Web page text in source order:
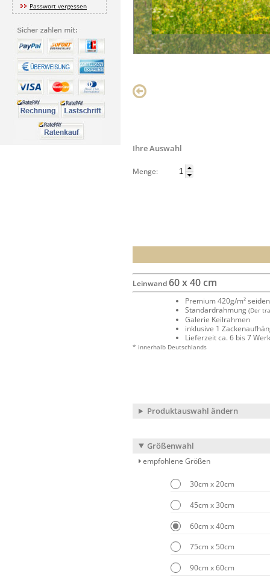
Passwort vergessen
Ihre Auswahl
Menge:
Leinwand60 x 40 cm
Premium 420g/m²
Standardrahmung (Der
Galerie Keilrahmen
inklusive 1
Lieferzeit ca. 6 bis 7
* innerhalb Deutschlands
Produktauswahl ändern
Größenwahl
empfohlene Größen
30cm x 20cm
45cm x 30cm
60cm x 40cm
75cm x 50cm
90cm x 60cm